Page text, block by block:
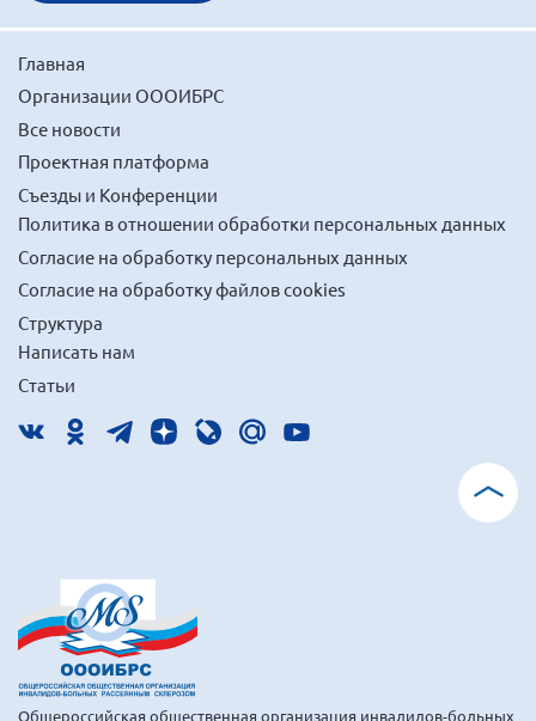
Липецкая область
Ленинградская область
г. Москва
Московская область
Мурманская область
Нижегородская область
Новгородская область
Новосибирская область
Омская область
Оренбургская область
Пензенская область
Республика Калмыкия
Республика Хакасия
Ростовская область
г. Санкт-Петербург
Главная
Организации ОООИБРС
Все новости
Проектная платформа
Съезды и Конференции
Политика в отношении обработки персональных данных
Согласие на обработку персональных данных
Согласие на обработку файлов cookies
Структура
Написать нам
Статьи
Общероссийская общественная организация инвалидов-больных